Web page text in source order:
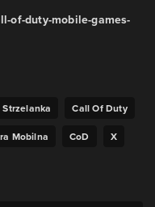
of-duty-mobile-games-
Strzelanka
Call Of Duty
Mobilna CoD
X